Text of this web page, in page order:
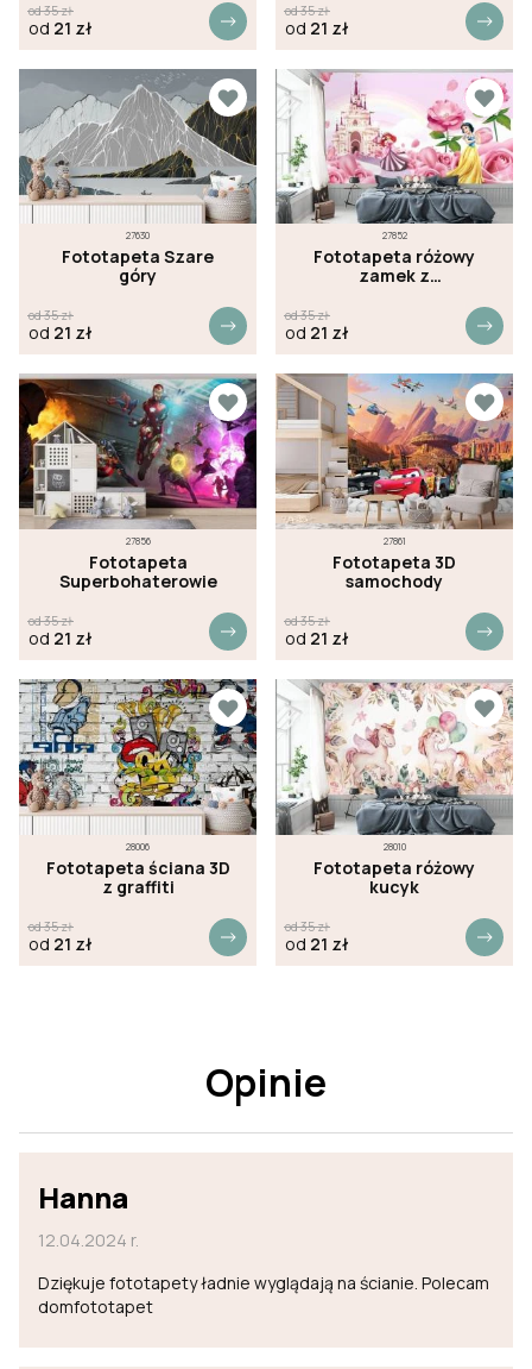
od35zł
od 21 zł
od35zł
od 21 zł
27630
Fototapeta Szare
góry
od35zł
od 21 zł
27852
Fototapeta różowy
zamek z
od35zł
od 21 zł
27856
Fototapeta
Superbohaterowie
od35zł
od 21 zł
27861
Fototapeta 3D
samochody
od35zł
od 21 zł
28006
Fototapeta ściana 3D
z graffiti
od35zł
od 21 zł
28010
Fototapeta różowy
kucyk
od35zł
od 21 zł
Opinie
Hanna
12.04.2024 r.
Dziękuje fototapety ładnie wyglądają na ścianie. Polecam
domfototapet